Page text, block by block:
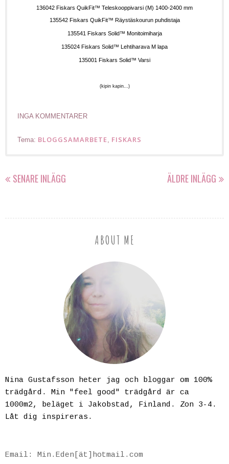
136042 Fiskars QuikFit™ Teleskooppivarsi (M) 1400-2400 mm
135542 Fiskars QuikFit™ Räystäskourun puhdistaja
135541 Fiskars Solid™ Monitoimiharja
135024 Fiskars Solid™ Lehtiharava M lapa
135001 Fiskars Solid™ Varsi
(kipin kapin...)
INGA KOMMENTARER
Tema: BLOGGSAMARBETE FISKARS
SENARE INLÄGG ÄLDRE INLÄGG
ABOUT ME
Nina Gustafsson heter jag och bloggar om 100%
trädgård. Min "feel good" trädgård är ca
1000m2, beläget i Jakobstad, Finland. Zon 3-4.
Låt dig inspireras.
Email: Min.Eden[ät]hotmail.com